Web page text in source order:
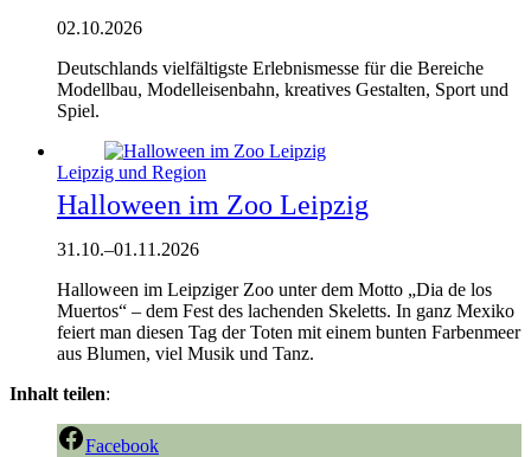
02.10.2026
Deutschlands vielfältigste Erlebnismesse für die Bereiche
Modellbau, Modelleisenbahn, kreatives Gestalten, Sport und
Spiel.
Leipzig und Region
Halloween im Zoo Leipzig
31.10.–01.11.2026
Halloween im Leipziger Zoo unter dem Motto „Dia de los
Muertos“ – dem Fest des lachenden Skeletts. In ganz Mexiko
feiert man diesen Tag der Toten mit einem bunten Farbenmeer
aus Blumen, viel Musik und Tanz.
Inhalt teilen:
Facebook